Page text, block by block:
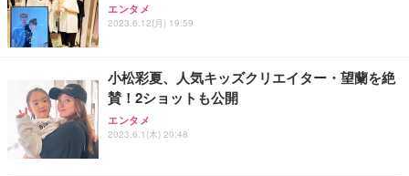
エンタメ
2023.6.12(月) 19:59
小松彩夏、人気キッズクリエイター・望蘭を絶
賛！2ショットも公開
エンタメ
2023.6.1(木) 20:48